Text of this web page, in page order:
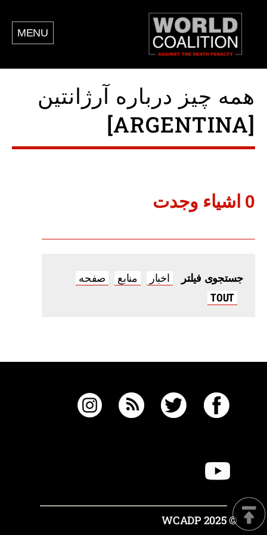
MENU
همه چیز درباره آرژانتین
[ARGENTINA]
0 اشياء وجدت
جستجوی فیلتر اخبار منابع
صفحه
TOUT
© 2025 WCADP